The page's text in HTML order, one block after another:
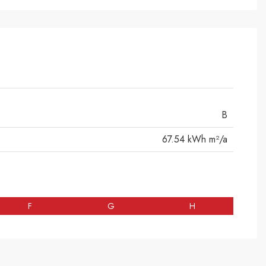
B
67.54 kWh m²/a
F G H